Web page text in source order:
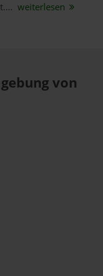
weiterlesen
von